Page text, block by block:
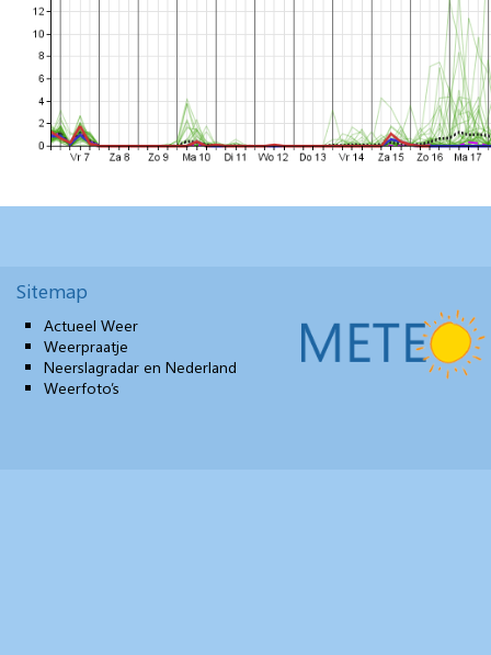
Sitemap
Actueel Weer
Weerpraatje
Neerslagradar en Nederland
Weerfoto’s